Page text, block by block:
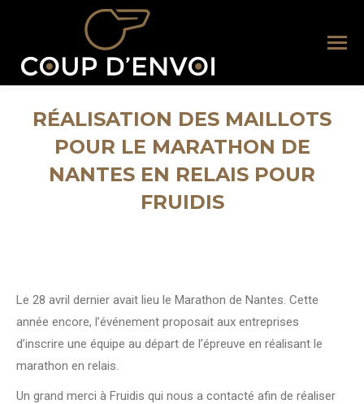
RÉALISATION DES MAILLOTS
POUR LE MARATHON DE
NANTES EN RELAIS POUR
FRUIDIS
Le 28 avril dernier avait lieu le Marathon de Nantes. Cette
année encore, l’événement proposait aux entreprises
d’inscrire une équipe au départ de l’épreuve en réalisant le
marathon en relais.
Un grand merci à Fruidis qui nous a contacté afin de réaliser